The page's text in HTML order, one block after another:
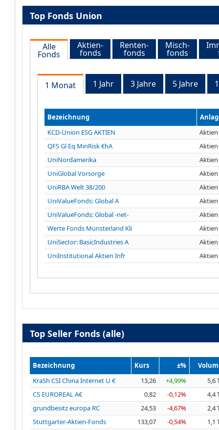
Top Fonds Union
Alle
Fonds
Aktien-
fonds
Renten-
fonds
Misch-
fonds
1 Monat 1 Jahr 3 Jahre 5 Jahre
Bezeichnung
KCD-Union ESG AKTIEN
QFS Gl Eq MinRisk €hA
UniNordamerika
UniGlobal Vorsorge
UniRBA Welt 38/200
UniValueFonds: Global A
UniValueFonds: Global -net-
Werte Fonds Münsterland Kli
UniSector: BasicIndustries A
UniInstitutional Aktien Infr
Top Seller Fonds (alle)
Bezeichnung Kurs ±%
KraSh CSI China Internet U €
13,26 +4,99%
5,6
CS EUROREAL A€
0,82 -0,12%
4,4
grundbesitz europa RC
24,53 -4,67%
2,4
Stuttgarter-Aktien-Fonds
133,07 -0,54%
1,1